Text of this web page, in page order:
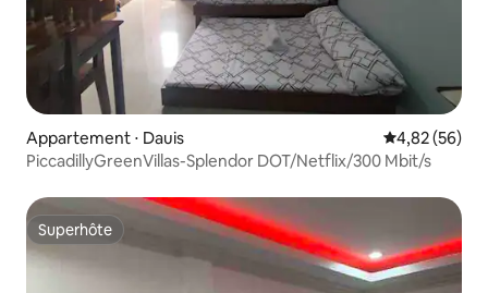
Appartement ⋅ Dauis Évaluation
4,82 (56)
PiccadillyGreenVillas-Splendor DOT/Netflix/300 Mbit/s
Superhôte
Superhôte